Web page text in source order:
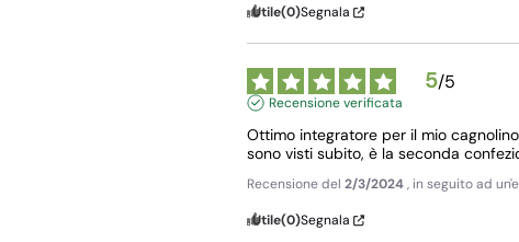
Utile(0)Segnala
5/5
Recensione verificata
Ottimo integratore per il mio
sono visti subito, è la seconda
Recensione del 2/3/2024, in seguito ad
Utile(0)Segnala